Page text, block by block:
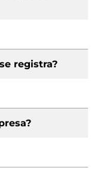
registra?